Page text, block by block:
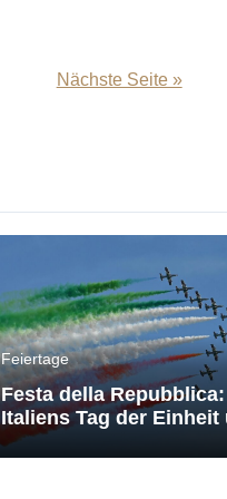
Nächste Seite »
Feiertage
Festa della Repubblica:
Italiens Tag der Einheit
Freiheit